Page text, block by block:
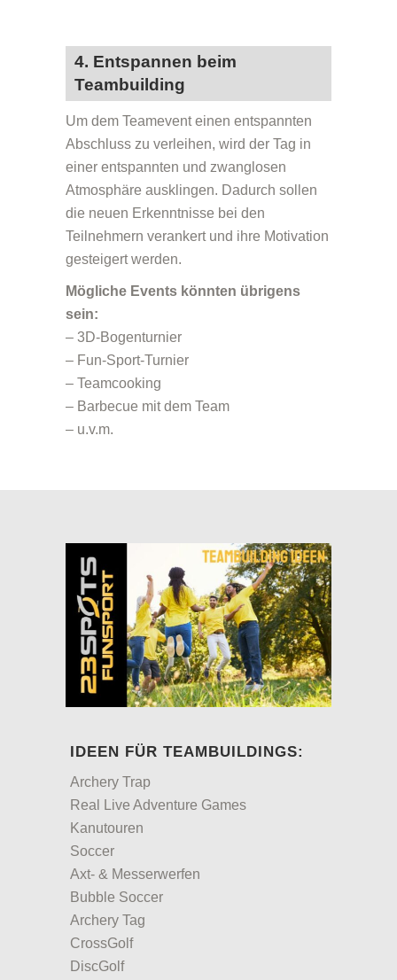
4. Entspannen beim
Teambuilding
Um dem Teamevent einen entspannten
Abschluss zu verleihen, wird der Tag in
einer entspannten und zwanglosen
Atmosphäre ausklingen. Dadurch sollen
die neuen Erkenntnisse bei den
Teilnehmern verankert und ihre Motivation
gesteigert werden.
Mögliche Events könnten übrigens
sein:
– 3D-Bogenturnier
– Fun-Sport-Turnier
– Teamcooking
– Barbecue mit dem Team
– u.v.m.
IDEEN FÜR TEAMBUILDINGS:
Archery Trap
Real Live Adventure Games
Kanutouren
Soccer
Axt- & Messerwerfen
Bubble Soccer
Archery Tag
CrossGolf
DiscGolf